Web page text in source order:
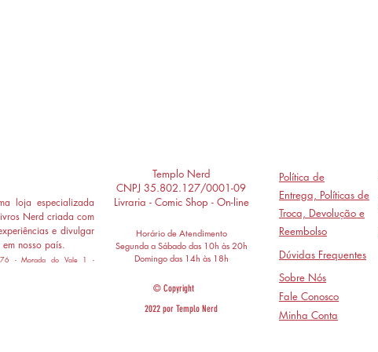
loja especializada
Nerd criada com
e divulgar
nosso país.
- Morada do Vale 1 -
Templo Nerd
CNPJ 35.802.127/0001-09
Livraria - Comic Shop - On-line
Horário de Atendimento
Segunda a Sábado das 10h às 20h
Domingo das 14h às 18h
2022 por Templo Nerd
© Copyright
Política de
Entrega, Políticas de
Troca, Devolução e
Reembolso
Dúvidas Frequentes
Sobre Nós
Fale Conosco
Minha Conta